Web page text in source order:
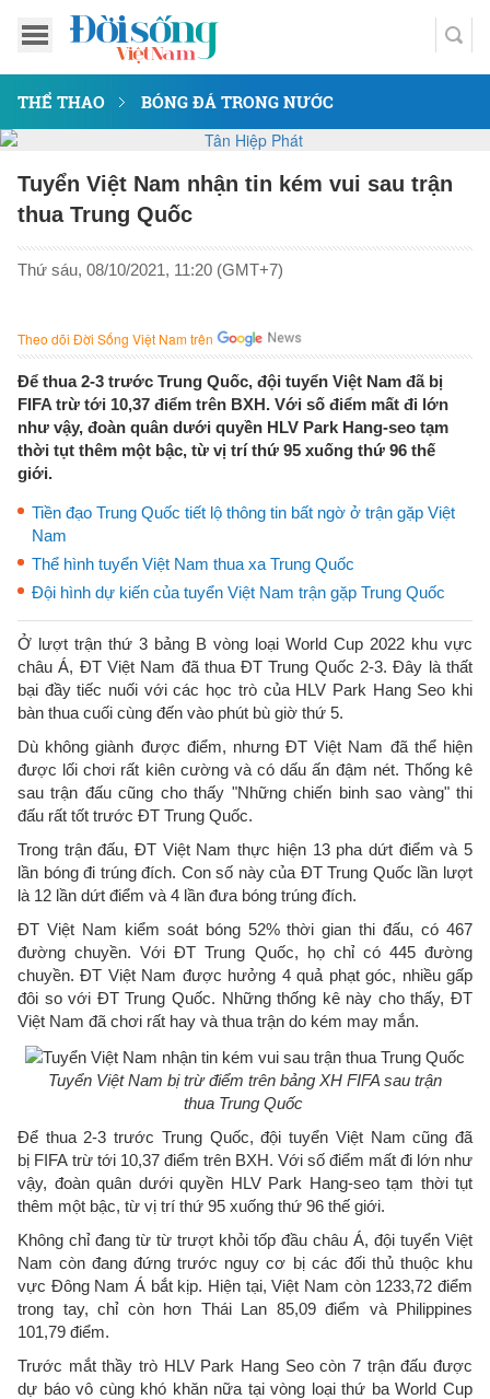
THỂ THAO BÓNG ĐÁ TRONG NƯỚC
Tuyển Việt Nam nhận tin kém vui sau trận
thua Trung Quốc
Thứ sáu, 08/10/2021, 11:20 (GMT+7)
Theo dõi Đời Sống Việt Nam trên
Để thua 2-3 trước Trung Quốc, đội tuyển Việt Nam đã bị
FIFA trừ tới 10,37 điểm trên BXH. Với số điểm mất đi lớn
như vậy, đoàn quân dưới quyền HLV Park Hang-seo tạm
thời tụt thêm một bậc, từ vị trí thứ 95 xuống thứ 96 thế
giới.
Tiền đạo Trung Quốc tiết lộ thông tin bất ngờ ở trận gặp Việt
Nam
Thể hình tuyển Việt Nam thua xa Trung Quốc
Đội hình dự kiến của tuyển Việt Nam trận gặp Trung Quốc
Ở lượt trận thứ 3 bảng B vòng loại World Cup 2022 khu vực
châu Á, ĐT Việt Nam đã thua ĐT Trung Quốc 2-3. Đây là thất
bại đầy tiếc nuối với các học trò của HLV Park Hang Seo khi
bàn thua cuối cùng đến vào phút bù giờ thứ 5.
Dù không giành được điểm, nhưng ĐT Việt Nam đã thể hiện
được lối chơi rất kiên cường và có dấu ấn đậm nét. Thống kê
sau trận đấu cũng cho thấy "Những chiến binh sao vàng" thi
đấu rất tốt trước ĐT Trung Quốc.
Trong trận đấu, ĐT Việt Nam thực hiện 13 pha dứt điểm và 5
lần bóng đi trúng đích. Con số này của ĐT Trung Quốc lần lượt
là 12 lần dứt điểm và 4 lần đưa bóng trúng đích.
ĐT Việt Nam kiểm soát bóng 52% thời gian thi đấu, có 467
đường chuyền. Với ĐT Trung Quốc, họ chỉ có 445 đường
chuyền. ĐT Việt Nam được hưởng 4 quả phạt góc, nhiều gấp
đôi so với ĐT Trung Quốc. Những thống kê này cho thấy, ĐT
Việt Nam đã chơi rất hay và thua trận do kém may mắn.
Tuyển Việt Nam bị trừ điểm trên bảng XH FIFA sau trận
thua Trung Quốc
Để thua 2-3 trước Trung Quốc, đội tuyển Việt Nam cũng đã
bị FIFA trừ tới 10,37 điểm trên BXH. Với số điểm mất đi lớn như
vậy, đoàn quân dưới quyền HLV Park Hang-seo tạm thời tụt
thêm một bậc, từ vị trí thứ 95 xuống thứ 96 thế giới.
Không chỉ đang từ từ trượt khỏi tốp đầu châu Á, đội tuyển Việt
Nam còn đang đứng trước nguy cơ bị các đối thủ thuộc khu
vực Đông Nam Á bắt kịp. Hiện tại, Việt Nam còn 1233,72 điểm
trong tay, chỉ còn hơn Thái Lan 85,09 điểm và Philippines
101,79 điểm.
Trước mắt thầy trò HLV Park Hang Seo còn 7 trận đấu được
dự báo vô cùng khó khăn nữa tại vòng loại thứ ba World Cup